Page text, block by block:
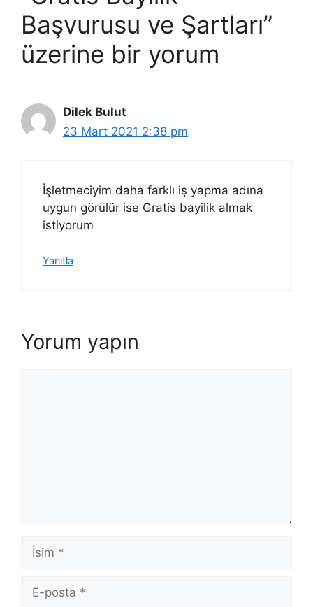
Başvurusu ve Şartları”
üzerine bir yorum
Dilek Bulut
23 Mart 2021 2:38 pm
İşletmeciyim daha farklı iş yapma adına
uygun görülür ise Gratis bayilik almak
istiyorum
Yanıtla
Yorum yapın
İsim
posta